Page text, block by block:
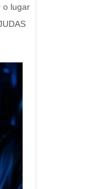
o lugar